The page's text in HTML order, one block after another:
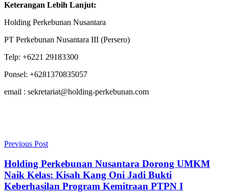
Keterangan Lebih Lanjut:
Holding Perkebunan Nusantara
PT Perkebunan Nusantara III (Persero)
Telp: +6221 29183300
Ponsel: +6281370835057
email : sekretariat@holding-perkebunan.com
Previous Post
Holding Perkebunan Nusantara Dorong UMKM
Naik Kelas: Kisah Kang Oni Jadi Bukti
Keberhasilan Program Kemitraan PTPN I